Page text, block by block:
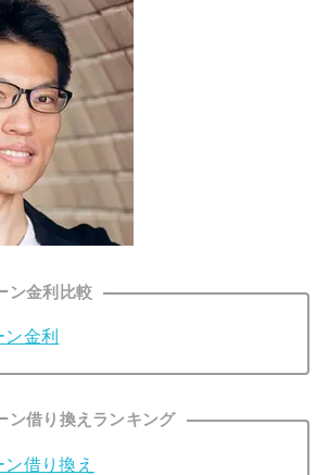
ン金利比較
金利
ン借り換えランキング
借り換え